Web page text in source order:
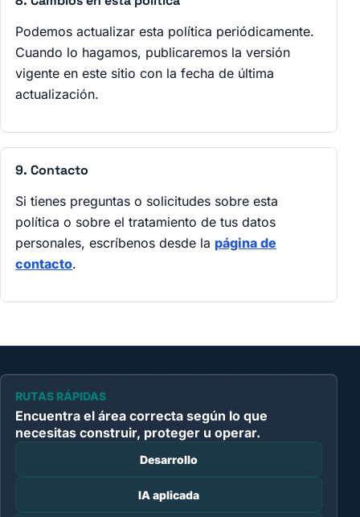
Podemos actualizar esta política periódicamente.
Cuando lo hagamos, publicaremos la versión
vigente en este sitio con la fecha de última
actualización.
9. Contacto
Si tienes preguntas o solicitudes sobre esta
política o sobre el tratamiento de tus datos
personales, escríbenos desde la página de
contacto.
RUTAS RÁPIDAS
Encuentra el área correcta según lo que
necesitas construir, proteger u operar.
Desarrollo
IA aplicada